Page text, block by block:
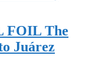
FOIL The
Juárez